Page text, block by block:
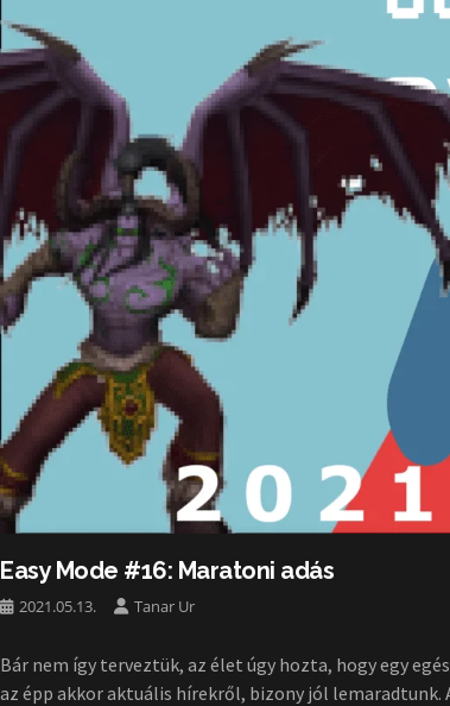
Easy Mode #16: Maratoni adás
2021.05.13. Tanar Ur
Bár nem így terveztük, az élet úgy hozta, hogy egy
az épp akkor aktuális hírekről, bizony jól